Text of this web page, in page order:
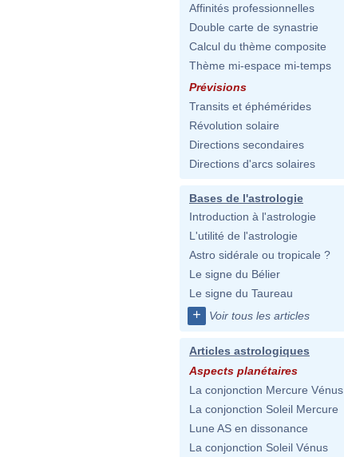
Affinités professionnelles
Double carte de synastrie
Calcul du thème composite
Thème mi-espace mi-temps
Prévisions
Transits et éphémérides
Révolution solaire
Directions secondaires
Directions d'arcs solaires
Bases de l'astrologie
Introduction à l'astrologie
L'utilité de l'astrologie
Astro sidérale ou tropicale ?
Le signe du Bélier
Le signe du Taureau
+ Voir tous les articles
Articles astrologiques
Aspects planétaires
La conjonction Mercure Vénus
La conjonction Soleil Mercure
Lune AS en dissonance
La conjonction Soleil Vénus